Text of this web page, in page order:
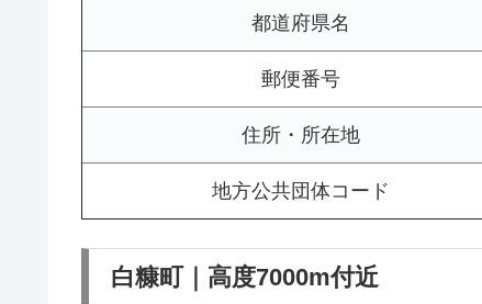
都道府県名
郵便番号
住所・所在地
地方公共団体コード
白糠町｜高度7000m付近